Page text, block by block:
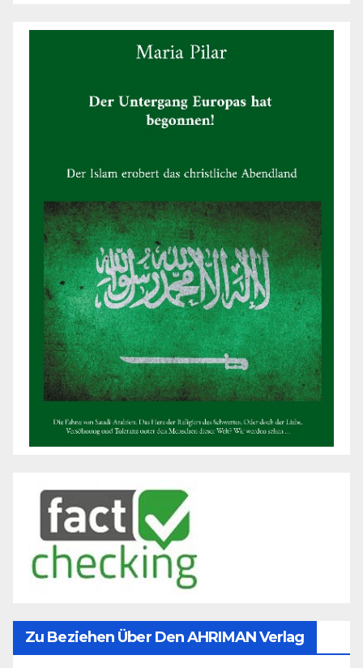
Zu Beziehen Über Den AHRIMAN Verlag